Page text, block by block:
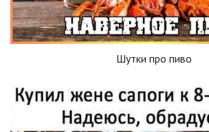
Шутки про пиво